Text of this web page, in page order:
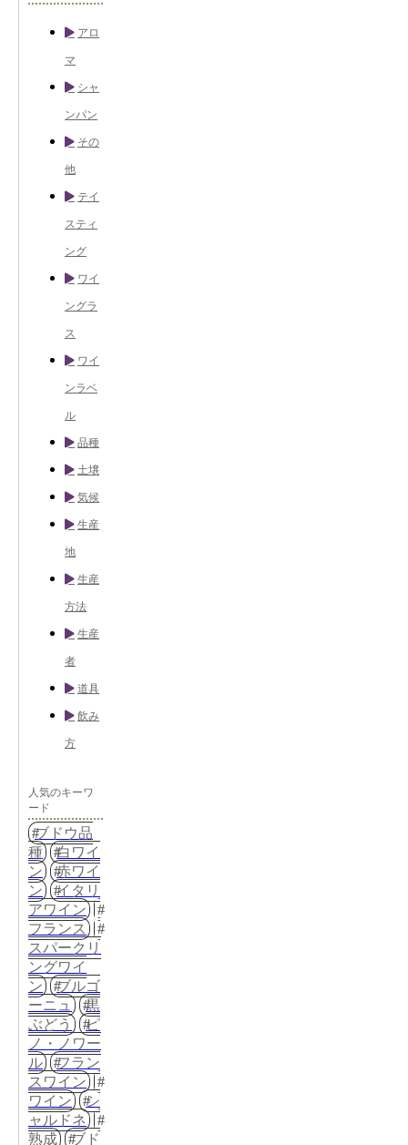
アロ
マ
シャ
ンパン
その
他
テイ
スティ
ング
ワイ
ングラ
ス
ワイ
ンラベ
ル
品種
土壌
気候
生産
地
生産
方法
生産
者
道具
飲み
方
人気のキーワ
ード
ブドウ品
種
白ワイ
ン
赤ワイ
ン
イタリ
アワイン
フランス
スパークリ
ングワイ
ン
ブルゴ
ーニュ
黒
ぶどう
ピ
ノ・ノワー
ル
フラン
スワイン
ワイン
シ
ャルドネ
熟成
ブド